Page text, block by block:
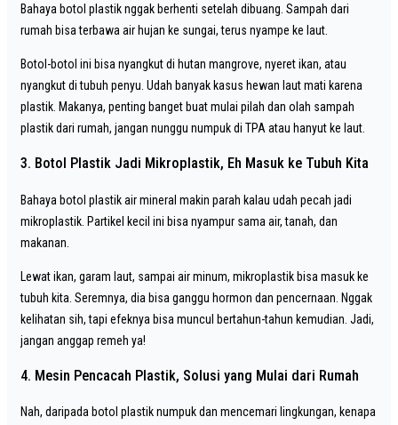
Bahaya botol plastik nggak berhenti setelah dibuang. Sampah dari
rumah bisa terbawa air hujan ke sungai, terus nyampe ke laut.
Botol-botol ini bisa nyangkut di hutan mangrove, nyeret ikan, atau
nyangkut di tubuh penyu. Udah banyak kasus hewan laut mati karena
plastik. Makanya, penting banget buat mulai pilah dan olah sampah
plastik dari rumah, jangan nunggu numpuk di TPA atau hanyut ke laut.
3. Botol Plastik Jadi Mikroplastik, Eh Masuk ke Tubuh Kita
Bahaya botol plastik air mineral makin parah kalau udah pecah jadi
mikroplastik. Partikel kecil ini bisa nyampur sama air, tanah, dan
makanan.
Lewat ikan, garam laut, sampai air minum, mikroplastik bisa masuk ke
tubuh kita. Seremnya, dia bisa ganggu hormon dan pencernaan. Nggak
kelihatan sih, tapi efeknya bisa muncul bertahun-tahun kemudian. Jadi,
jangan anggap remeh ya!
4. Mesin Pencacah Plastik, Solusi yang Mulai dari Rumah
Nah, daripada botol plastik numpuk dan mencemari lingkungan, kenapa